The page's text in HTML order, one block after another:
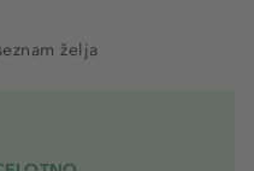
želja